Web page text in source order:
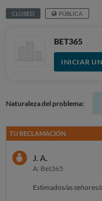
CLOSED PÚBLICA
BET365
INICIAR
Naturaleza del problema:
TU RECLAMACIÓN
J. A.
A: Bet365
Estimados/as señores/